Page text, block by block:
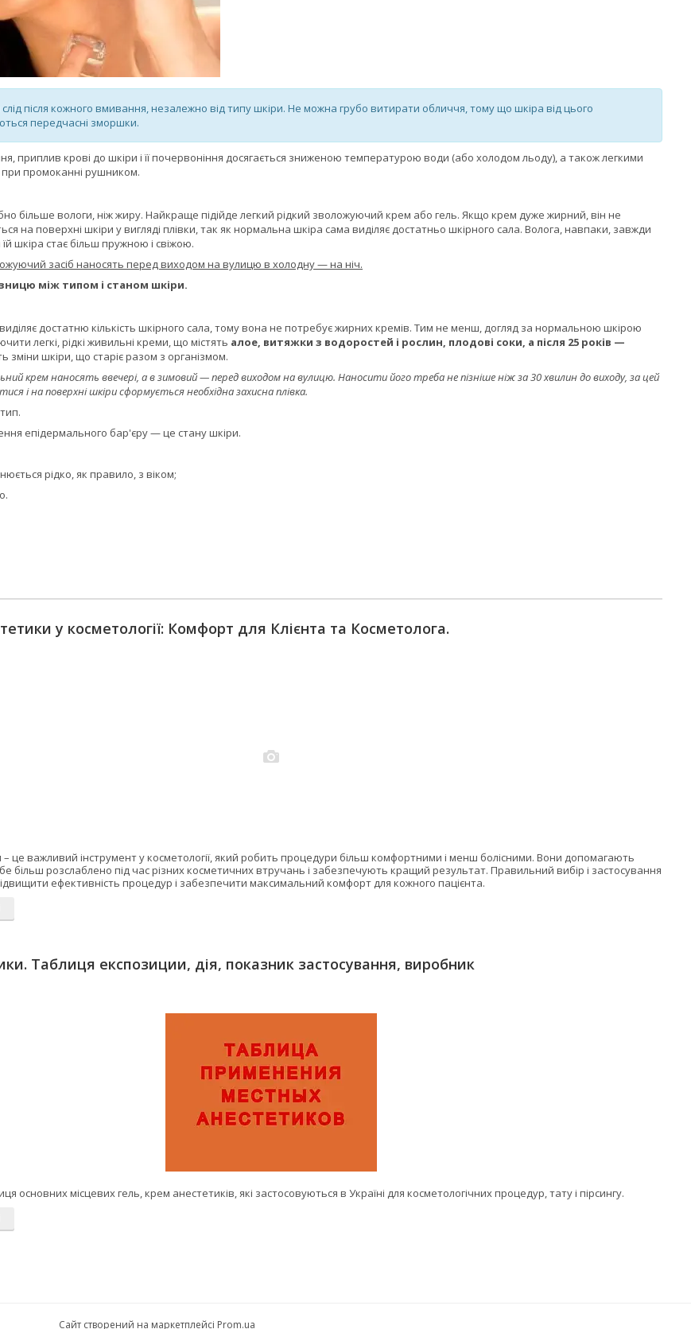
після кожного вмивання, незалежно від типу шкіри. Не можна грубо витирати обличчя, тому що шкіра від цього
передчасні зморшки.
приплив крові до шкіри і її почервоніння досягається зниженою температурою води (або холодом льоду), а також легкими
промоканні рушником.
більше вологи, ніж жиру. Найкраще підійде легкий рідкий зволожуючий крем або гель. Якщо крем дуже жирний, він не
на поверхні шкіри у вигляді плівки, так як нормальна шкіра сама виділяє достатньо шкірного сала. Волога, навпаки, завжди
шкіра стає більш пружною і свіжою.
засіб наносять перед виходом на вулицю в холодну — на ніч.
між типом і станом шкіри.
достатню кількість шкірного сала, тому вона не потребує жирних кремів. Тим не менш, догляд за нормальною шкірою
легкі, рідкі живильні креми, що містять алое, витяжки з водоростей і рослин, плодові соки, а після 25 років —
зміни шкіри, що старіє разом з організмом.
крем наносять ввечері, а в зимовий — перед виходом на вулицю. Наносити його треба не пізніше ніж за 30 хвилин до виходу, за цей
і на поверхні шкіри сформується необхідна захисна плівка.
епідермального бар'єру — це стану шкіри.
рідко, як правило, з віком;
у косметології: Комфорт для Клієнта та Косметолога.
це важливий інструмент у косметології, який робить процедури більш комфортними і менш болісними. Вони допомагають
більш розслаблено під час різних косметичних втручань і забезпечують кращий результат. Правильний вибір і застосування
ефективність процедур і забезпечити максимальний комфорт для кожного пацієнта.
Таблиця експозиции, дія, показник застосування, виробник
основних місцевих гель, крем анестетиків, які застосовуються в Україні для косметологічних процедур, тату і пірсингу.
Сайт створений на маркетплейсі Prom.ua